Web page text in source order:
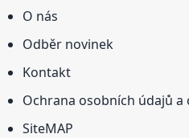
O nás
Odběr novinek
Kontakt
Ochrana osobních údajů a
SiteMAP